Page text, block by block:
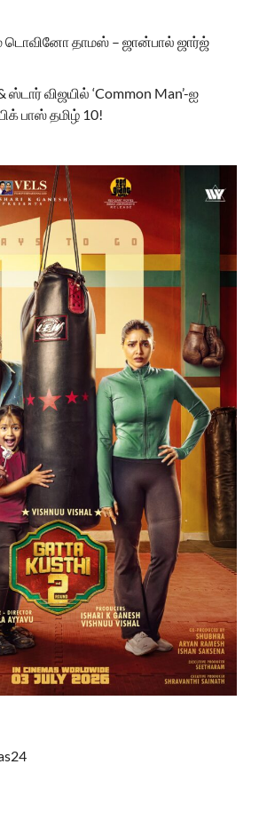
தாமஸ் – ஜான்பால் ஜார்ஜ்
விஜயில் ‘Common Man’-ஐ
பாஸ் தமிழ் 10!